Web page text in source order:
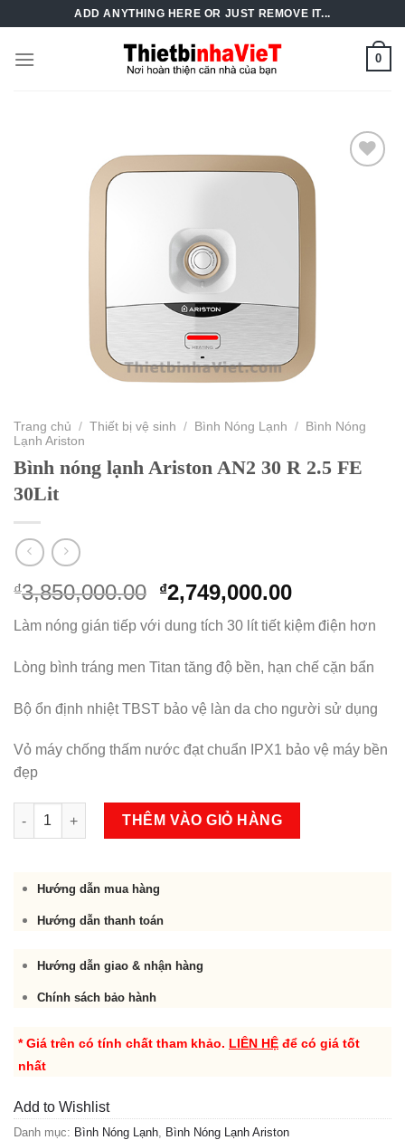
content
ADD ANYTHING HERE OR JUST REMOVE IT...
0
Trang chủ / Thiết bị vệ sinh / Bình Nóng Lạnh / Bình Nóng
Lạnh Ariston
Bình nóng lạnh Ariston AN2 30 R 2.5 FE
30Lit
₫3,850,000.00 Original
price
was:
₫3,850,000.00.
₫2,749,000.00Current
price
is:
Làm nóng gián tiếp với dung tích 30 lít tiết kiệm điện hơn
Lòng bình tráng men Titan tăng độ bền, hạn chế cặn bẩn
Bộ ổn định nhiệt TBST bảo vệ làn da cho người sử dụng
Vỏ máy chống thấm nước đạt chuẩn IPX1 bảo vệ máy bền
đẹp
Bình nóng lạnh Ariston AN2 30 R 2.5 FE 30Lit số lượng
THÊM VÀO GIỎ HÀNG
Hướng dẫn mua hàng
Hướng dẫn thanh toán
Hướng dẫn giao & nhận hàng
Chính sách bảo hành
* Giá trên có tính chất tham khảo. LIÊN HỆ để có giá tốt
nhất
Add to Wishlist
Danh mục: Bình Nóng Lạnh Bình Nóng Lạnh Ariston